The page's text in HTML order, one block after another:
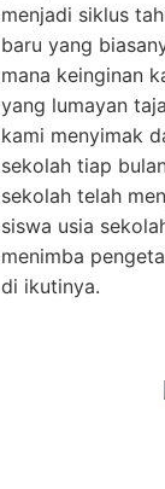
menjadi siklus
baru yang
mana keinginan
yang lumayan
kami menyimak
sekolah tiap
sekolah telah
siswa usia
menimba
di ikutinya.